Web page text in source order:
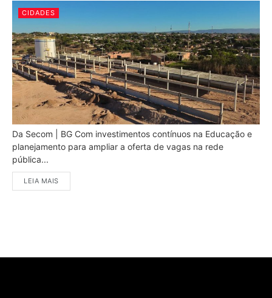
CIDADES
Da Secom | BG Com investimentos contínuos na Educação e
planejamento para ampliar a oferta de vagas na rede
pública...
LEIA MAIS